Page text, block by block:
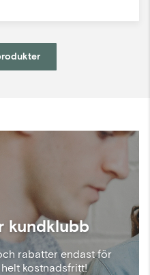
kundklubb
rabatter endast för
kostnadsfritt!